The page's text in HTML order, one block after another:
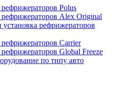
рефрижераторов Polus
рефрижераторов Alex Original
рефрижераторов
рефрижераторов Carrier
рефрижераторов Global Freeze
по типу авто